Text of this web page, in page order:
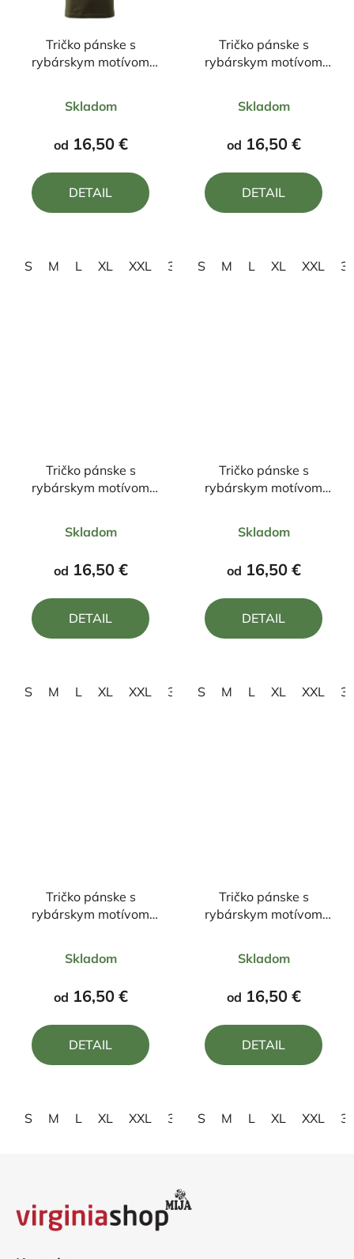
Tričko pánske s
rybárskym motívom
hodnotenie
produktu
je
5,0
z
Skladom
od 16,50 €
DETAIL
S M L XL XXL 3XL 4XL
Tričko pánske s
rybárskym motívom
hodnotenie
produktu
je
4,5
z
Skladom
od 16,50 €
DETAIL
S M L XL XXL
Tričko pánske s
rybárskym motívom
hodnotenie
produktu
je
z
Skladom
od 16,50 €
DETAIL
S M L XL XXL 3XL 4XL
Tričko pánske s
rybárskym motívom
hodnotenie
produktu
je
z
Skladom
od 16,50 €
DETAIL
S M L XL XXL
Tričko pánske s
rybárskym motívom
hodnotenie
produktu
je
4,8
z
Skladom
od 16,50 €
DETAIL
S M L XL XXL 3XL 4XL
Tričko pánske s
rybárskym motívom
v prácihodnotenie
produktu
je
5,0
z
Skladom
od 16,50 €
DETAIL
S M L XL XXL